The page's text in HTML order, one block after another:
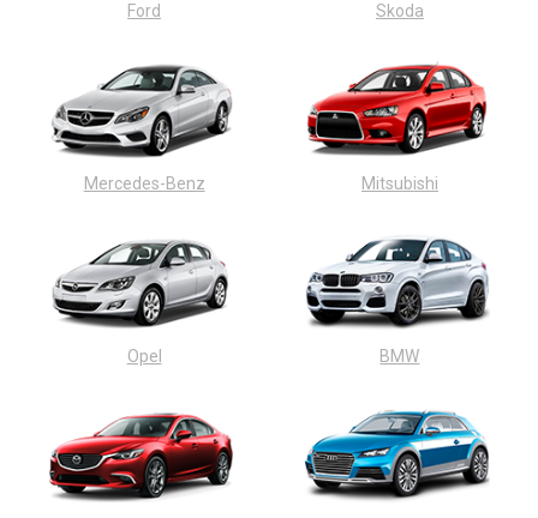
Ford Skoda
Mercedes-Benz Mitsubishi
Opel BMW